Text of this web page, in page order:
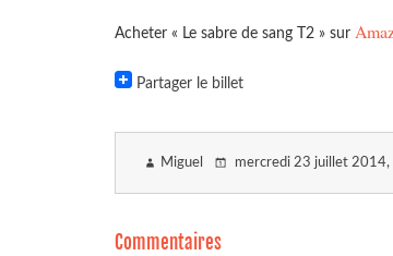
Acheter « Le sabre de sang T2 » sur
Partager le billet
Miguel mercredi 23 juillet 2014,
Commentaires